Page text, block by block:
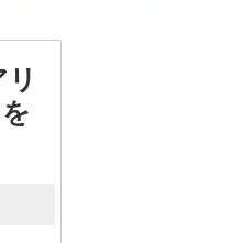
技巧とひらめき】クリリン【UR】
新たに得た好機】人造人間16号【